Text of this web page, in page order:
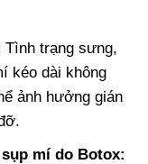
Tình trạng sưng,
kéo dài không
ảnh hưởng gián
mí do Botox: